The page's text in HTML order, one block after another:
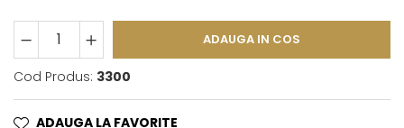
ADAUGA IN COS
Cod Produs: 3300
ADAUGA LA FAVORITE